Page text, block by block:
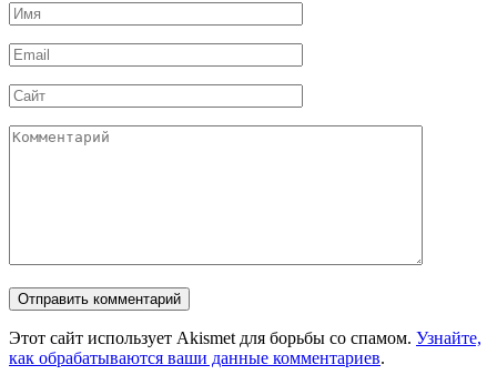
Имя
*
Email
*
Сайт
Комментарий
Этот сайт использует Akismet для борьбы со спамом. Узнайте,
как обрабатываются ваши данные комментариев.